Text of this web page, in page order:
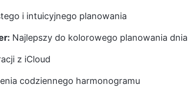
i intuicyjnego planowania
Najlepszy do kolorowego planowania dnia
z iCloud
codziennego harmonogramu